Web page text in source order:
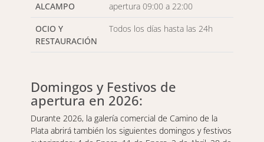
ALCAMPO
apertura 09:00 a 22:00
OCIO Y
RESTAURACIÓN
Todos los días hasta las 24h
Domingos y Festivos de
apertura en 2026:
Durante 2026, la galería comercial de Camino de la
Plata abrirá también los siguientes domingos y festivos